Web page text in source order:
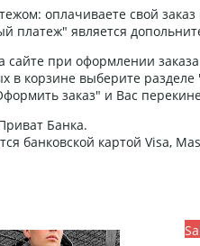
оплачиваете свой
платеж" является
сайте при оформлении
в корзине выберите
заказ" и Вас
Банка.
банковской картой Visa,